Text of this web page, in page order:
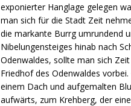
exponierter Hanglage gelegen
man sich für die Stadt Zeit
die markante Burrg umrundend
Nibelungensteiges hinab nach
Odenwaldes, sollte man sich
Friedhof des Odenwaldes
einem Dach und aufgemalten
aufwärts, zum Krehberg, der